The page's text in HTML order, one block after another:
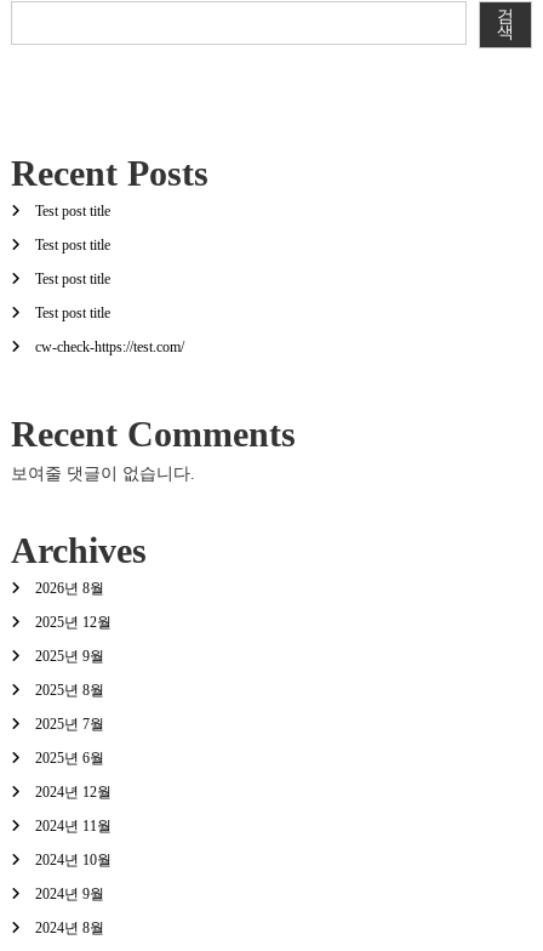
검
색
Recent Posts
Test post title
Test post title
Test post title
Test post title
cw-check-https://test.com/
Recent Comments
보여줄 댓글이 없습니다.
Archives
2026년 8월
2025년 12월
2025년 9월
2025년 8월
2025년 7월
2025년 6월
2024년 12월
2024년 11월
2024년 10월
2024년 9월
2024년 8월